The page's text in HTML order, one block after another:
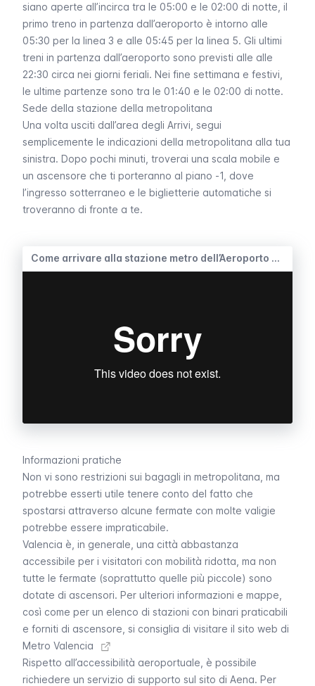
siano aperte all’incirca tra le 05:00 e le 02:00 di notte, il
primo treno in partenza dall’aeroporto è intorno alle
05:30 per la linea 3 e alle 05:45 per la linea 5. Gli ultimi
treni in partenza dall’aeroporto sono previsti alle alle
22:30 circa nei giorni feriali. Nei fine settimana e festivi,
le ultime partenze sono tra le 01:40 e le 02:00 di notte.
Sede della stazione della metropolitana
Una volta usciti dall’area degli Arrivi, segui
semplicemente le indicazioni della metropolitana alla tua
sinistra. Dopo pochi minuti, troverai una scala mobile e
un ascensore che ti porteranno al piano -1, dove
l’ingresso sotterraneo e le biglietterie automatiche si
troveranno di fronte a te.
Come arrivare alla stazione metro dell’Aeroporto di Valencia - Video Timelapse
Informazioni pratiche
Non vi sono restrizioni sui bagagli in metropolitana, ma
potrebbe esserti utile tenere conto del fatto che
spostarsi attraverso alcune fermate con molte valigie
potrebbe essere impraticabile.
Valencia è, in generale, una città abbastanza
accessibile per i visitatori con mobilità ridotta, ma non
tutte le fermate (soprattutto quelle più piccole) sono
dotate di ascensori. Per ulteriori informazioni e mappe,
così come per un elenco di stazioni con binari praticabili
e forniti di ascensore, si consiglia di visitare il sito web di
Metro Valencia
Rispetto all’accessibilità aeroportuale, è possibile
richiedere un servizio di supporto sul sito di Aena. Per